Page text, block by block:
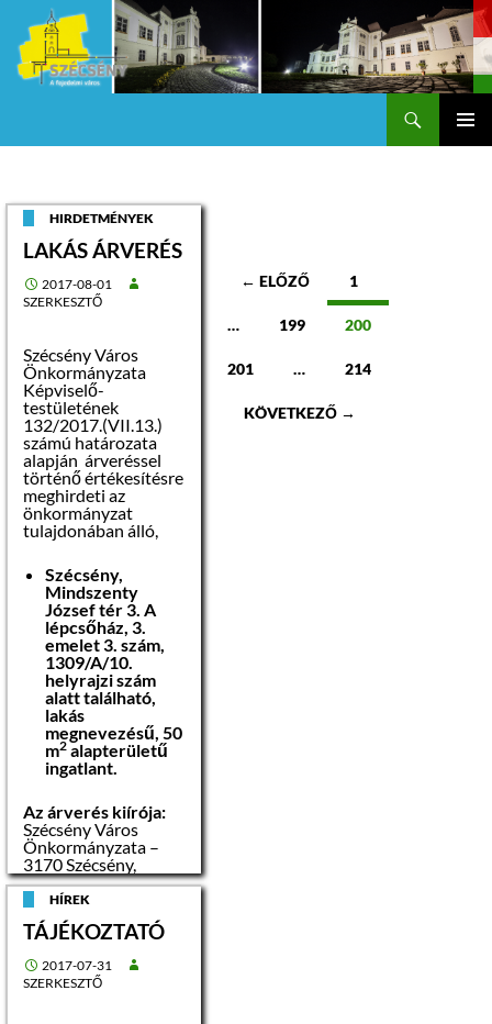
HIRDETMÉNYEK
LAKÁS ÁRVERÉS
2017-08-01
SZERKESZTŐ
Szécsény Város
Önkormányzata
Képviselő-
testületének
132/2017.(VII.13.)
számú határozata
alapján árveréssel
történő értékesítésre
meghirdeti az
önkormányzat
tulajdonában álló,
Szécsény,
Mindszenty
József tér 3. A
lépcsőház, 3.
emelet 3. szám,
1309/A/10.
helyrajzi szám
alatt található,
lakás
megnevezésű, 50
m2 alapterületű
ingatlant.
Az árverés kiírója:
Szécsény Város
Önkormányzata –
3170 Szécsény,
Rákóczi út 84.
Az árverési
hirdetmény
kifüggesztésének
napja:
HÍREK
TÁJÉKOZTATÓ
2017-07-31
SZERKESZTŐ
Bejegyzések
navigációja
← ELŐZŐ 1
… 199 200
201 … 214
KÖVETKEZŐ →